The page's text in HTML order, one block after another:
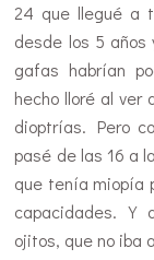
24 que llegué a
desde los 5
gafas habrían
hecho lloré al ver
dioptrías. Pero
pasé de las 16 a
que tenía miopía
capacidades. Y
ojitos, que no iba